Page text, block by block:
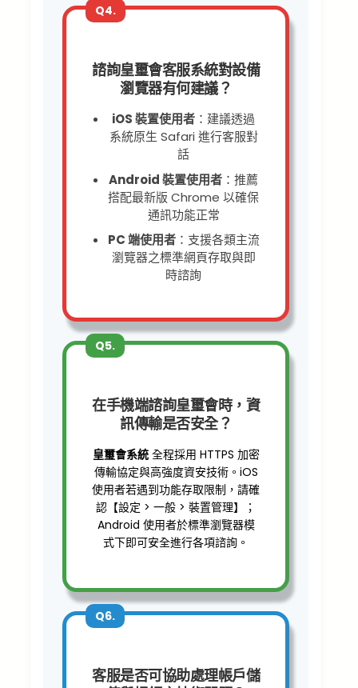
Q4.
諮詢皇璽會客服系統對設備
瀏覽器有何建議？
iOS 裝置使用者 ：建議透過
系統原生 Safari 進行客服對
話
Android 裝置使用者 ：推薦
搭配最新版 Chrome 以確保
通訊功能正常
PC 端使用者：支援各類主流
瀏覽器之標準網頁存取與即
時諮詢
Q5.
在手機端諮詢皇璽會時，資
訊傳輸是否安全？
皇璽會系統全程採用 HTTPS 加密
傳輸協定與高強度資安技術。iOS
使用者若遇到功能存取限制，請確
認【設定 > 一般 > 裝置管理】；
Android 使用者於標準瀏覽器模
式下即可安全進行各項諮詢。
Q6.
客服是否可協助處理帳戶儲